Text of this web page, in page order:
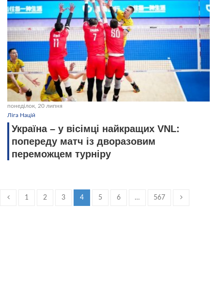
понеділок, 20 липня
Ліга Націй
Україна – у вісімці найкращих VNL:
попереду матч із дворазовим
переможцем турніру
1 2 3 4 5 6 … 567